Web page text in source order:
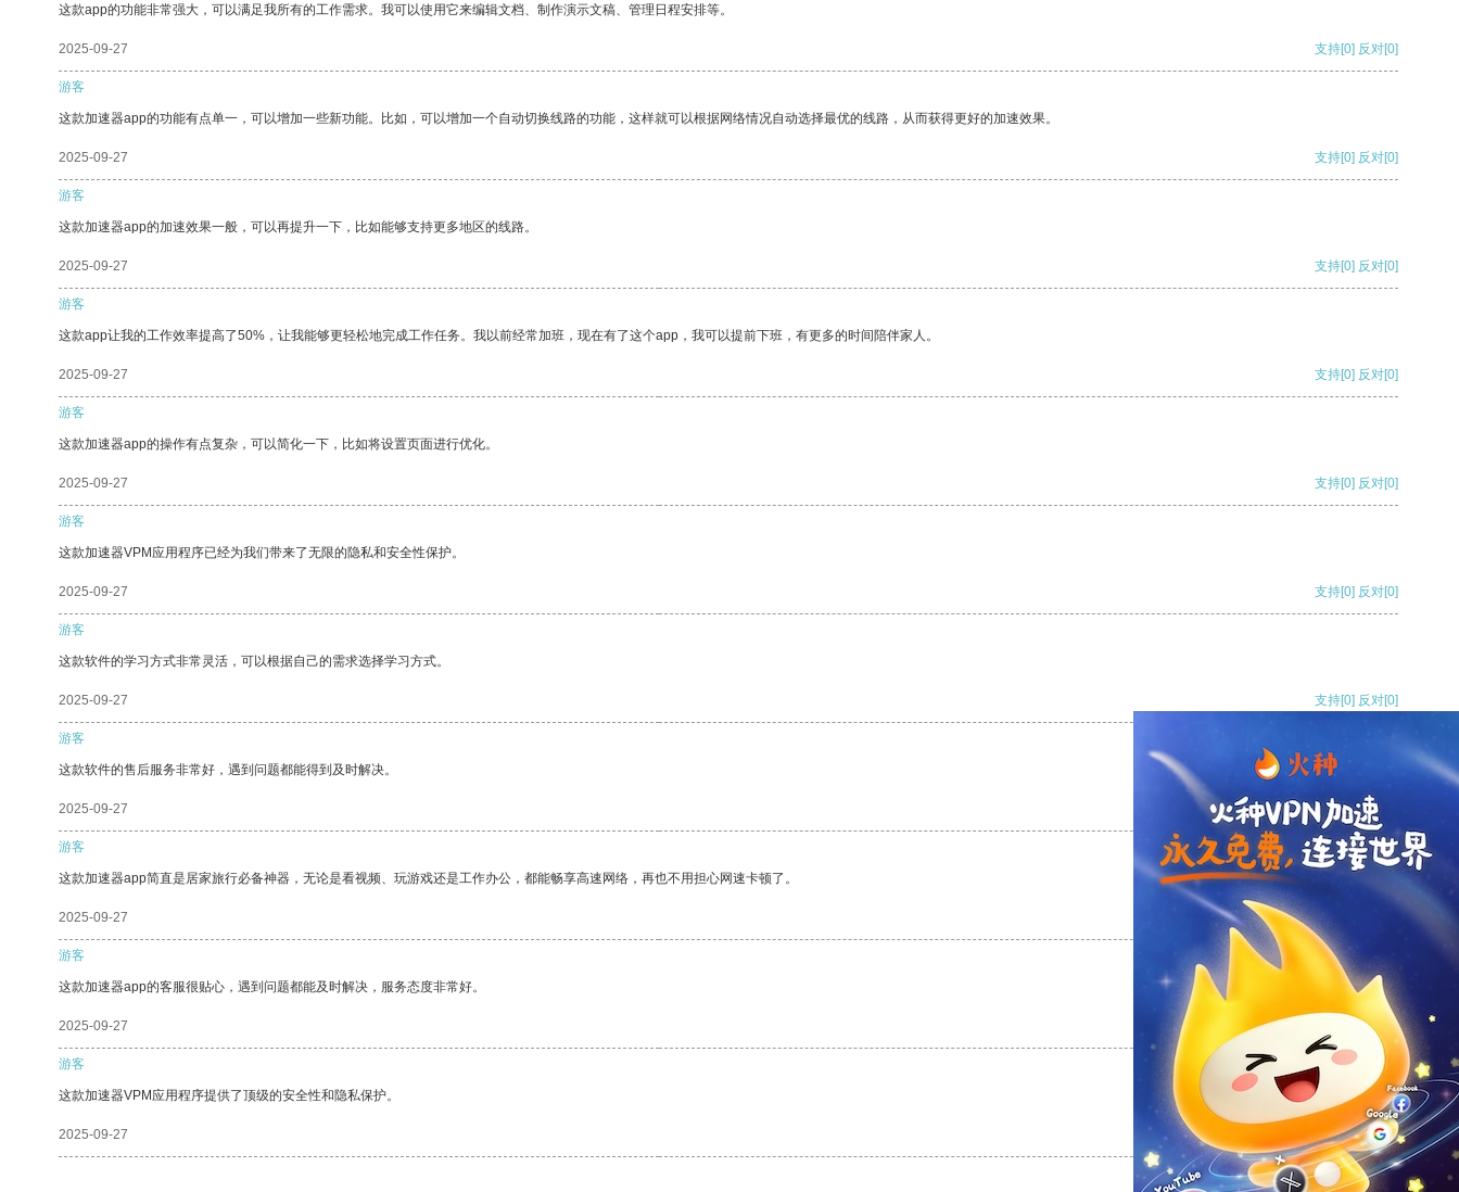
这款app的功能非常强大，可以满足我所有的工作需求。我可以使用它来编辑文档、制作演示文稿、管理日程安排等。
2025-09-27 支持[0] 反对[0]
游客
这款加速器app的功能有点单一，可以增加一些新功能。比如，可以增加一个自动切换线路的功能，这样就可以根据网络情况自动选择最优的线路，从而获得更好的加速效果。
2025-09-27 支持[0] 反对[0]
游客
这款加速器app的加速效果一般，可以再提升一下，比如能够支持更多地区的线路。
2025-09-27 支持[0] 反对[0]
游客
这款app让我的工作效率提高了50%，让我能够更轻松地完成工作任务。我以前经常加班，现在有了这个app，我可以提前下班，有更多的时间陪伴家人。
2025-09-27 支持[0] 反对[0]
游客
这款加速器app的操作有点复杂，可以简化一下，比如将设置页面进行优化。
2025-09-27 支持[0] 反对[0]
游客
这款加速器VPM应用程序已经为我们带来了无限的隐私和安全性保护。
2025-09-27 支持[0] 反对[0]
游客
这款软件的学习方式非常灵活，可以根据自己的需求选择学习方式。
2025-09-27 支持[0] 反对[0]
游客
这款软件的售后服务非常好，遇到问题都能得到及时解决。
2025-09-27 支持[0] 反对
游客
这款加速器app简直是居家旅行必备神器，无论是看视频、玩游戏还是工作办公，都能畅享高速网络，再也不用担心网速卡顿了。
2025-09-27 支持
游客
这款加速器app的客服很贴心，遇到问题都能及时解决，服务态度非常好。
2025-09-27 反对 [0]
游客
这款加速器VPM应用程序提供了顶级的安全性和隐私保护。
2025-09-27 支持[0] 反对[0]